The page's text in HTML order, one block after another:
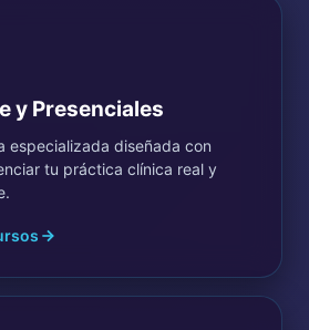
y Presenciales
especializada diseñada con
tu práctica clínica real y